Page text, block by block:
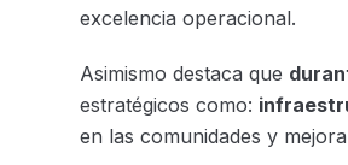
excelencia operacional.
Asimismo destaca que
estratégicos como:
en las comunidades y